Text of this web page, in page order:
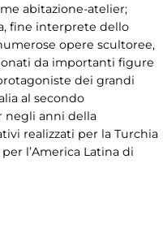
abitazione-atelier;
fine interprete dello
opere scultoree,
da importanti figure
dei grandi
al secondo
negli anni della
realizzati per la Turchia
l’America Latina di